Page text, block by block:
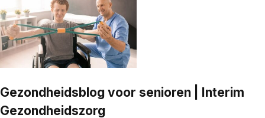
Gezondheidsblog voor senioren | Interim
Gezondheidszorg